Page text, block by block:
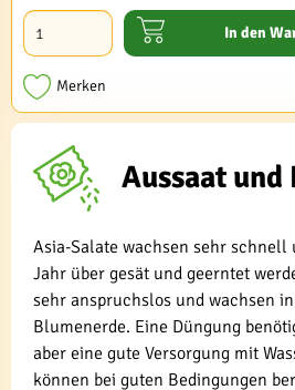
In den
Merken
Aussaat und
Asia-Salate wachsen sehr schnell
Jahr über gesät und geerntet
sehr anspruchslos und wachsen
Blumenerde. Eine Düngung
aber eine gute Versorgung mit
können bei guten Bedingungen